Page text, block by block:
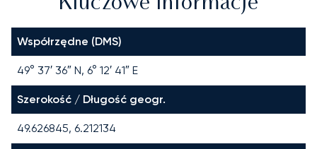
Współrzędne (DMS)
49° 37′ 36″ N, 6° 12′ 41″ E
Szerokość / Długość geogr.
49.626845, 6.212134